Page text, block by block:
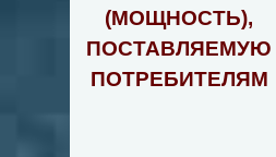
(МОЩНОСТЬ),
ПОСТАВЛЯЕМУЮ
ПОТРЕБИТЕЛЯМ